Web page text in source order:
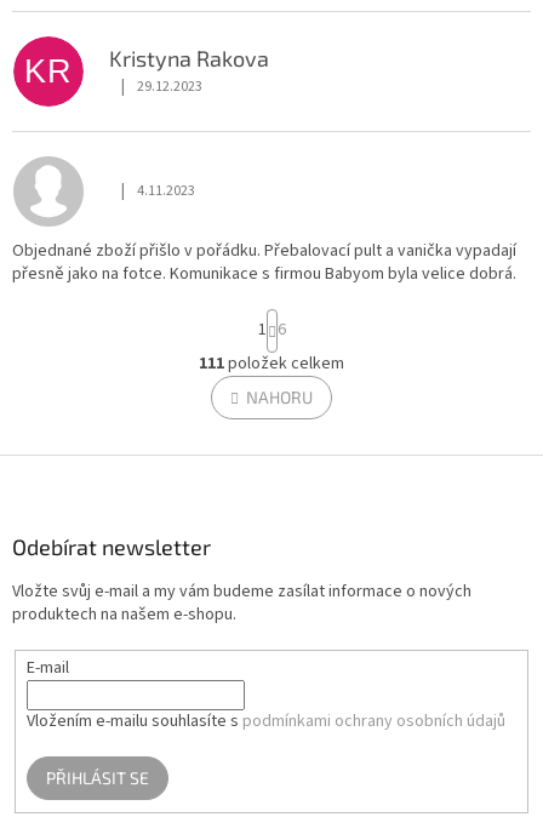
KR Kristyna Rakova
Hodnocení obchodu je 5 z 5 hvězdiček.
| 29.12.2023
Hodnocení obchodu je 5 z 5 hvězdiček.
| 4.11.2023
Objednané zboží přišlo v pořádku. Přebalovací pult a vanička vypadají
přesně jako na fotce. Komunikace s firmou Babyom byla velice dobrá.
O
v
l
v
y
p
S
t
r
á
n
k
v
1 6
111položek celkem
NAHORU
Odebírat newsletter
Vložte svůj e-mail a my vám budeme zasílat informace o nových
produktech na našem e-shopu.
E-mail
Vložením e-mailu souhlasíte s podmínkami ochrany osobních údajů
PŘIHLÁSIT SE